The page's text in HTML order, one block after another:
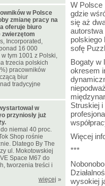
W Polsce
gdzie
się aż
autorstwa
polskiego
sofę
Bogaty w
okresem
Struskiej
Więcej
***
wysokiej
w Polsce
zmianę pracy na
oferuje biuro
zwierzętom
Incorporated,
16 000
tym 1001 z Polski,
trzecia polskich
pracowników
biur
tradycyjne
w
przyniosły już
niemal 40 proc.
Shop rośnie
Dlatego By The
ul. Mokotowskiej
Space M67 do
tworzenia treści i
więcej »